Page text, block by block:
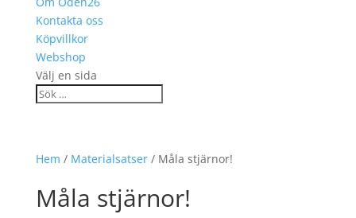
Kontakta oss
Köpvillkor
Webshop
Välj en sida
Hem / Materialsatser/ Måla stjärnor!
Måla stjärnor!